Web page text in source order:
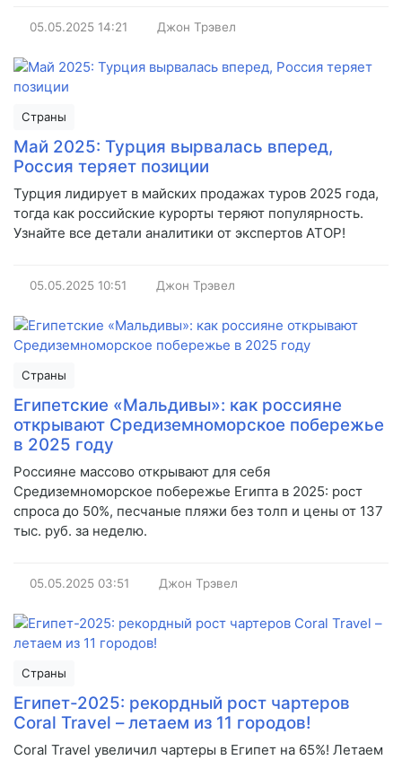
05.05.2025 14:21 Джон Трэвел
Страны
Май 2025: Турция вырвалась вперед,
Россия теряет позиции
Турция лидирует в майских продажах туров 2025 года,
тогда как российские курорты теряют популярность.
Узнайте все детали аналитики от экспертов АТОР!
05.05.2025 10:51 Джон Трэвел
Страны
Египетские «Мальдивы»: как россияне
открывают Средиземноморское побережье
в 2025 году
Россияне массово открывают для себя
Средиземноморское побережье Египта в 2025: рост
спроса до 50%, песчаные пляжи без толп и цены от 137
тыс. руб. за неделю.
05.05.2025 03:51 Джон Трэвел
Страны
Египет-2025: рекордный рост чартеров
Coral Travel – летаем из 11 городов!
Coral Travel увеличил чартеры в Египет на 65%! Летаем